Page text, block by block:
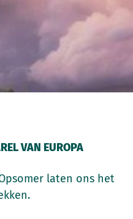
VAN EUROPA
laten ons het